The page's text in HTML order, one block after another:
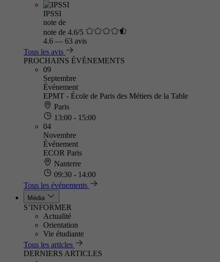
IPSSI
note de
note de 4.6/5
4.6 — 63 avis
Tous les avis
PROCHAINS ÉVÈNEMENTS
09
Septembre
Événement
EPMT - École de Paris des Métiers de la Table
Paris
13:00 - 15:00
04
Novembre
Événement
ECOR Paris
Nanterre
09:30 - 14:00
Tous les événements
Média
S’INFORMER
Actualité
Orientation
Vie étudiante
Tous les articles
DERNIERS ARTICLES